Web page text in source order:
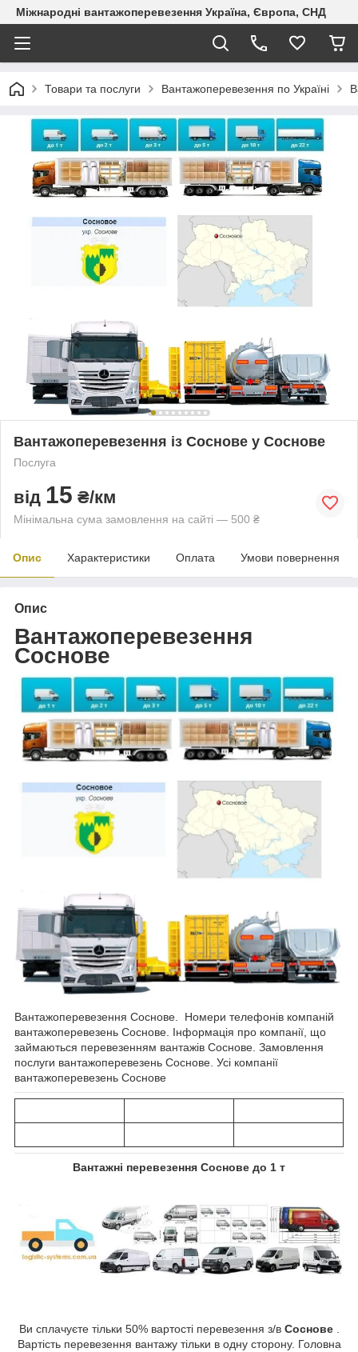
Міжнародні вантажоперевезення Україна, Європа, СНД
Товари та послуги Вантажоперевезення по Україні
Вантажоперевезення із Соснове у Соснове
Послуга
від 15 ₴/км
Мінімальна сума замовлення на сайті — 500 ₴
Опис Характеристики Оплата Умови повернення
Опис
Вантажоперевезення
Соснове
Вантажоперевезення Соснове. Номери телефонів компаній
вантажоперевезень Соснове. Інформація про компанії, що
займаються перевезенням вантажів Соснове. Замовлення
послуги вантажоперевезень Соснове. Усі компанії
вантажоперевезень Соснове
Вантажні перевезення Соснове до 1 т
Ви сплачуєте тільки 50% вартості перевезення з/в Соснове .
Вартість перевезення вантажу тільки в одну сторону. Головна